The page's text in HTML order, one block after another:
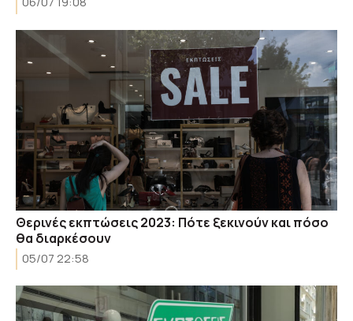
Θερινές εκπτώσεις 2023: Πότε ξεκινούν και πόσο
θα διαρκέσουν
05/07 22:58